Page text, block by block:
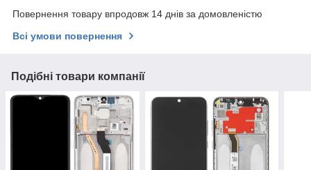
Повернення товару впродовж 14 днів за домовленістю
Всі умови повернення
Подібні товари компанії